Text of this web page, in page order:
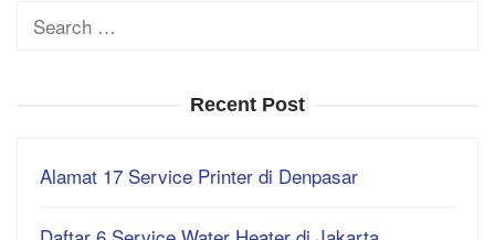
Search
Recent Post
Alamat 17 Service Printer di Denpasar